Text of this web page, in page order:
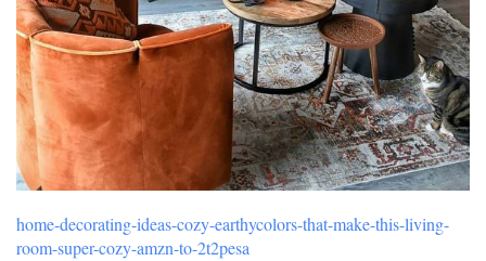
home-decorating-ideas-cozy-earthycolors-that-make-this-living-
room-super-cozy-amzn-to-2t2pesa